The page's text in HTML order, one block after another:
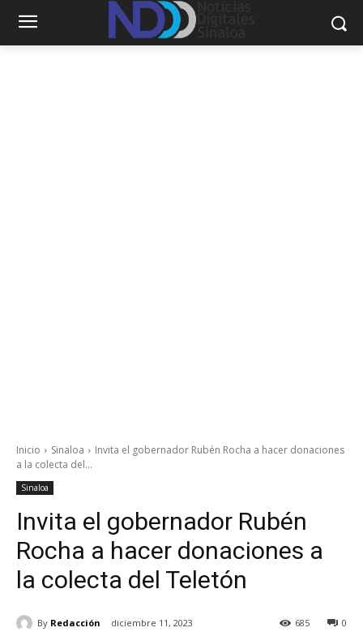
Inicio Sinaloa
Invita el gobernador Rubén Rocha a hacer donaciones
a la colecta del...
Sinaloa
Invita el gobernador Rubén
Rocha a hacer donaciones a
la colecta del Teletón
By Redacción diciembre 11, 2023 0
685